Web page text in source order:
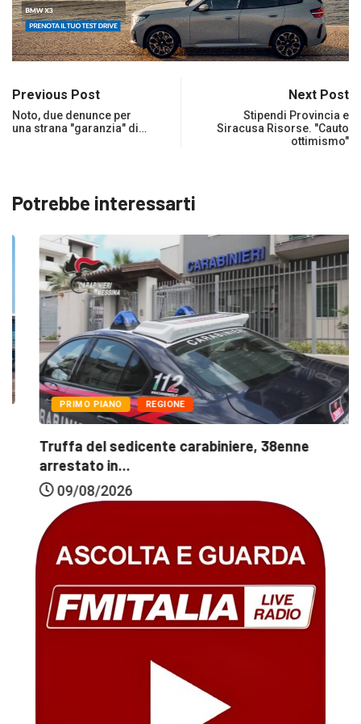
Previous Post
Noto, due denunce per
una strana "garanzia" di…
Next Post
Stipendi Provincia e
Siracusa Risorse. "Cauto
ottimismo"
Potrebbe interessarti
PRIMO PIANO REGIONE
Truffa del sedicente carabiniere, 38enne
arrestato in...
09/08/2026